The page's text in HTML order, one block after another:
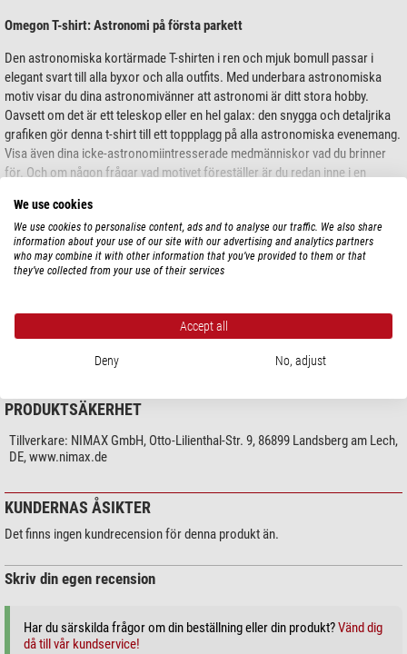
Omegon T-shirt: Astronomi på första parkett
Den astronomiska kortärmade T-shirten i ren och mjuk bomull passar i
elegant svart till alla byxor och alla outfits. Med underbara astronomiska
motiv visar du dina astronomivänner att astronomi är ditt stora hobby.
Oavsett om det är ett teleskop eller en hel galax: den snygga och detaljrika
grafiken gör denna t-shirt till ett toppplagg på alla astronomiska evenemang.
Visa även dina icke-astronomiintresserade medmänniskor vad du brinner
för. Och om någon frågar vad motivet föreställer är du redan inne i en
mot huden, vilket gör den skön att ha på sig hela dagen. Trots det känns
tyget stadigt och stabilt. Istället för en etikett i nacken har vi använt ett tryck
så att inget kliar och så att astronomin står i första raden hela dagen.
Motiv: Dobson
Dobson-entusiaster, uppmärksamma: här finns något för er. Om ert hjärta
som observatör slår snabbare av Dobson-teleskop, då är denna t-shirt
definitivt något för er. Den visar silhuetten av en observatör med Dobson-
teleskop som längtansfullt blickar upp mot stjärnhimlen.
Data:
Tryck: digitalt
Passform: Regular Fit
Material: 100 % bomull
Dubbel söm i nederkant och ärmslut
Certifiering: Oeko-Tex, Fair Wear Foundation
Visa mer...
TEKNISKA DATA
L
PRODUKTSÄKERHET
Tillverkare: NIMAX GmbH, Otto-Lilienthal-Str. 9, 86899 Landsberg am Lech,
DE, www.nimax.de
KUNDERNAS ÅSIKTER
Det finns ingen kundrecension för denna produkt än.
Skriv din egen recension
Har du särskilda frågor om din beställning eller din produkt?Vänd dig
då till vår kundservice!
We use cookies
We use cookies to personalise content, ads and to analyse our traffic. We also share
information about your use of our site with our advertising and analytics partners
who may combine it with other information that you’ve provided to them or that
they’ve collected from your use of their services
Accept all
Deny No, adjust